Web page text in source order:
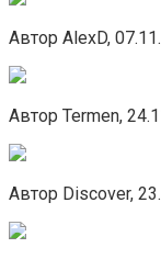
Автор AlexD,
Автор Termen,
Автор Discover,